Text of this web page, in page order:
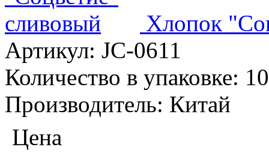
Хлопок
Артикул: JC-0611
Количество в упаковке: 10
Производитель: Китай
Цена